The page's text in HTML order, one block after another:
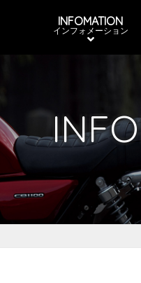
INFOMATION
インフォメーション